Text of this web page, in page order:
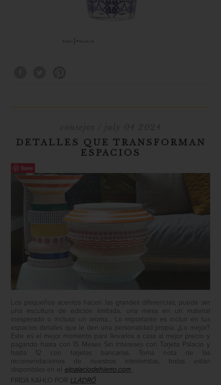
DETALLES QUE TRANSFORMAN
ESPACIOS
Save
Los pequeños acentos hacen las grandes diferencias; puede ser
una escultura de edición limitada, una mesa en un material
inesperado o incluso un aroma… Lo importante es incluir en tus
espacios detalles que le den una personalidad propia. ¿Lo mejor?
Este es el mejor momento para llevarlos a casa al mejor precio y
pagando hasta con 15 Meses Sin Intereses con Tarjeta Palacio y
hasta 12 con tarjetas bancarias. Toma nota de las
recomendaciones de nuestros interioristas, todas están
disponibles en el
elpalaciodehierro.com .
FRIDA KAHLO POR LLADRÓ